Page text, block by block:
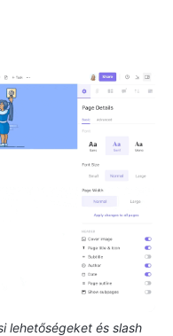
lehetőségeket és slash